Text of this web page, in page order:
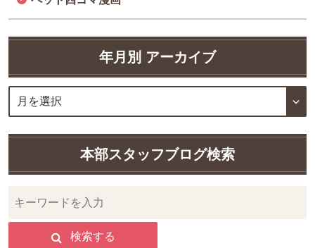
年月別 アーカイブ
本部スタッフブログ検索
検索する